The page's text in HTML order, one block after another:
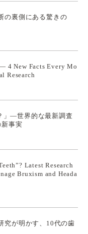
の裏側にある驚きの
4 New Facts Every Mo
Research
」—世界的な最新調査
事実
Latest Research
Bruxism and Heada
究が明かす、10代の歯